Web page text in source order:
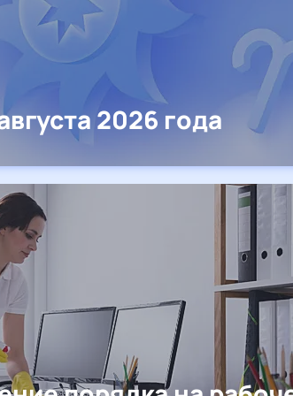
2026 года